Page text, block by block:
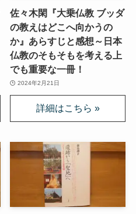
佐々木閑『大乗仏教 ブッダ
の教えはどこへ向かうの
か』あらすじと感想～日本
仏教のそもそもを考える上
でも重要な一冊！
2024年2月21日